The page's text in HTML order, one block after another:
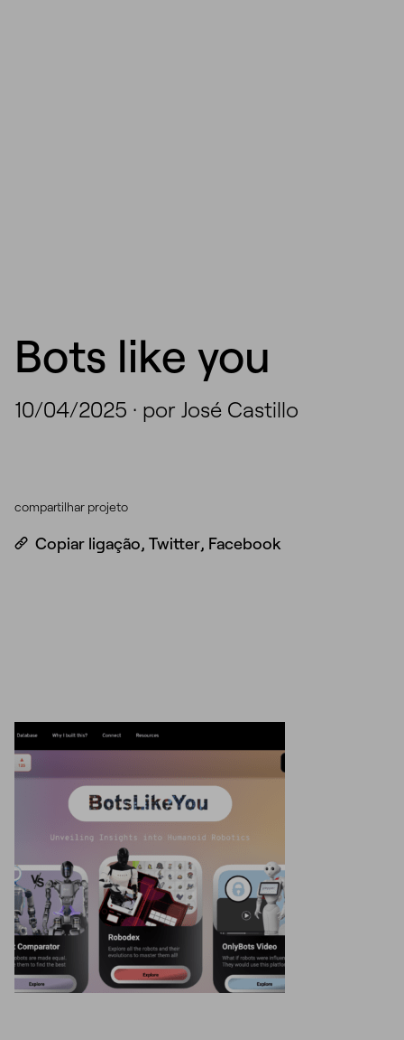
Bots like you
10/04/2025 · por José Castillo
compartilhar projeto
Copiar ligação, Twitter, Facebook